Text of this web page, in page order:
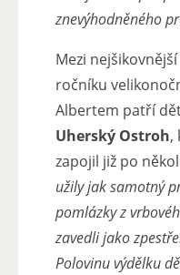
znevýhodněného
Mezi
ročníku
Albertem patří
Uherský Ostroh,
zapojil již po
užily jak samotný
pomlázky z
zavedli jako
Polovinu výdělku